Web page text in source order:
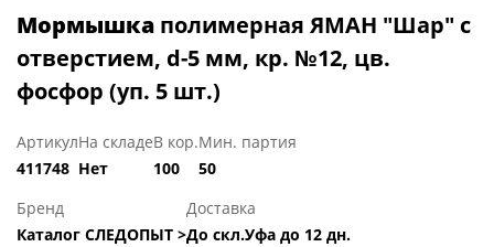
Мормышка полимерная ЯМАН "Шар" с
отверстием, d-5 мм, кр. №12, цв.
фосфор (уп. 5 шт.)
Артикул
411748
На складе
Нет
В кор.
100
Мин. партия
50
Бренд
Каталог СЛЕДОПЫТ >
Доставка
До скл.Уфа до 12 дн.